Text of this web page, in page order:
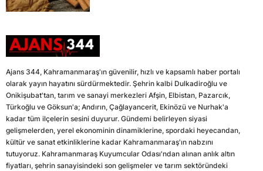
Ajans 344, Kahramanmaraş'ın güvenilir, hızlı ve kapsamlı haber portalı
olarak yayın hayatını sürdürmektedir. Şehrin kalbi Dulkadiroğlu ve
Onikişubat'tan, tarım ve sanayi merkezleri Afşin, Elbistan, Pazarcık,
Türkoğlu ve Göksun'a; Andırın, Çağlayancerit, Ekinözü ve Nurhak'a
kadar tüm ilçelerin sesini duyurur. Gündemi belirleyen siyasi
gelişmelerden, yerel ekonominin dinamiklerine, spordaki heyecandan,
kültür ve sanat etkinliklerine kadar Kahramanmaraş'ın nabzını
tutuyoruz. Kahramanmaraş Kuyumcular Odası'ndan alınan anlık altın
fiyatları, şehrin sanayisindeki son gelişmeler ve tarım sektöründeki